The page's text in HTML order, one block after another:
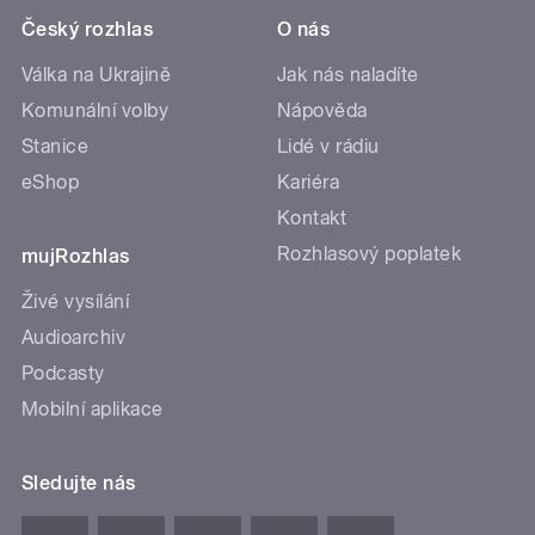
Český rozhlas
Válka na Ukrajině
Komunální volby
Stanice
eShop
mujRozhlas
Živé vysílání
Audioarchiv
Podcasty
Mobilní aplikace
O nás
Jak nás naladíte
Nápověda
Lidé v rádiu
Kariéra
Kontakt
Rozhlasový poplatek
Sledujte nás